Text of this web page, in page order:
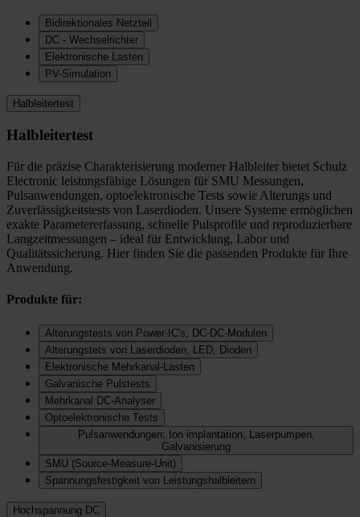
Bidirektionales Netzteil
DC - Wechselrichter
Elektronische Lasten
PV-Simulation
Halbleitertest
Halbleitertest
Für die präzise Charakterisierung moderner Halbleiter bietet Schulz
Electronic leistungsfähige Lösungen für SMU Messungen,
Pulsanwendungen, optoelektronische Tests sowie Alterungs und
Zuverlässigkeitstests von Laserdioden. Unsere Systeme ermöglichen
exakte Parametererfassung, schnelle Pulsprofile und reproduzierbare
Langzeitmessungen – ideal für Entwicklung, Labor und
Qualitätssicherung. Hier finden Sie die passenden Produkte für Ihre
Anwendung.
Produkte für:
Alterungstests von Power-IC's, DC-DC-Modulen
Alterungstets von Laserdioden, LED, Dioden
Elektronische Mehrkanal-Lasten
Galvanische Pulstests
Mehrkanal DC-Analyser
Optoelektronische Tests
Pulsanwendungen: Ion implantation, Laserpumpen,
Galvanisierung
SMU (Source-Measure-Unit)
Spannungsfestigkeit von Leistungshalbleitern
Hochspannung DC